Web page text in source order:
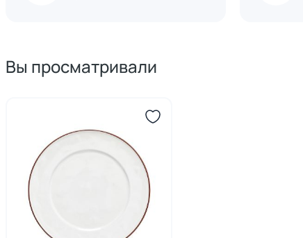
Вы просматривали